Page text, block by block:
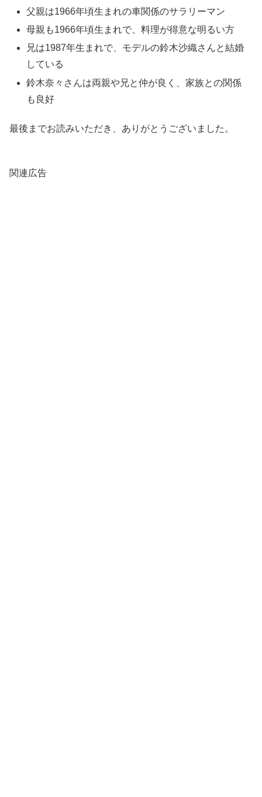
父親は1966年頃生まれの車関係のサラリーマン
母親も1966年頃生まれで、料理が得意な明るい方
兄は1987年生まれで、モデルの鈴木沙織さんと結婚
している
鈴木奈々さんは両親や兄と仲が良く、家族との関係
も良好
最後までお読みいただき、ありがとうございました。
関連広告